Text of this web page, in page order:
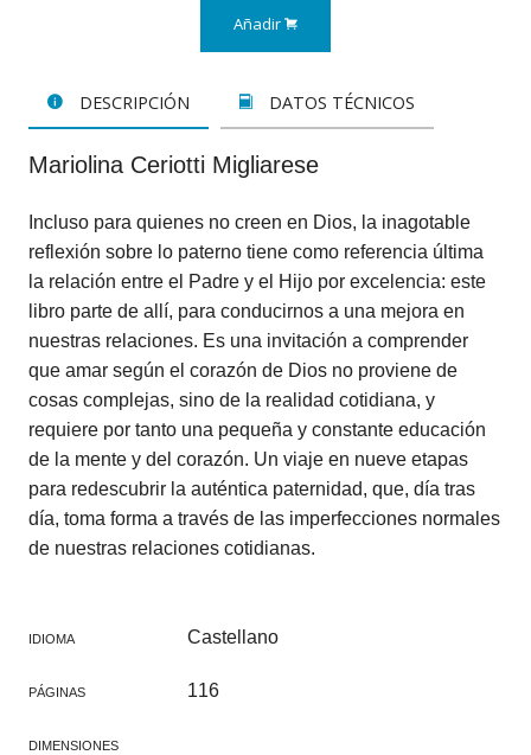
Añadir
DESCRIPCIÓN DATOS TÉCNICOS
Mariolina Ceriotti Migliarese
Incluso para quienes no creen en Dios, la inagotable
reflexión sobre lo paterno tiene como referencia última
la relación entre el Padre y el Hijo por excelencia: este
libro parte de allí, para conducirnos a una mejora en
nuestras relaciones. Es una invitación a comprender
que amar según el corazón de Dios no proviene de
cosas complejas, sino de la realidad cotidiana, y
requiere por tanto una pequeña y constante educación
de la mente y del corazón. Un viaje en nueve etapas
para redescubrir la auténtica paternidad, que, día tras
día, toma forma a través de las imperfecciones normales
de nuestras relaciones cotidianas.
IDIOMA Castellano
PÁGINAS 116
DIMENSIONES